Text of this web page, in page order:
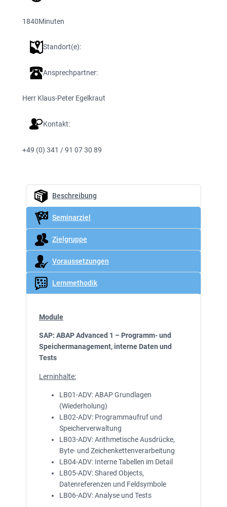
1840Minuten
Standort(e):
Ansprechpartner:
Herr Klaus-Peter Egelkraut
Kontakt:
+49 (0) 341 / 91 07 30 89
Beschreibung
Seminarziel
Zielgruppe
Voraussetzungen
Lernmethodik
Module
SAP: ABAP Advanced 1 – Programm- und
Speichermanagement, interne Daten und
Tests
Lerninhalte:
LB01-ADV: ABAP Grundlagen
(Wiederholung)
LB02-ADV: Programmaufruf und
Speicherverwaltung
LB03-ADV: Arithmetische Ausdrücke,
Byte- und Zeichenkettenverarbeitung
LB04-ADV: Interne Tabellen im Detail
LB05-ADV: Shared Objects,
Datenreferenzen und Feldsymbole
LB06-ADV: Analyse und Tests